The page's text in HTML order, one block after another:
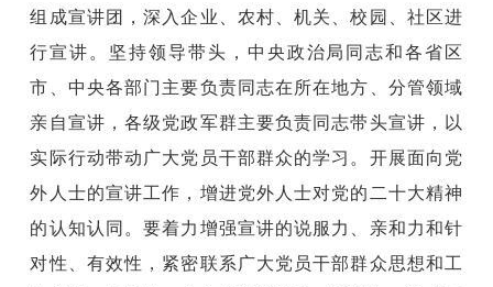
组成宣讲团，深入企业、农村、机关、校园、社区进
行宣讲。坚持领导带头，中央政治局同志和各省区
市、中央各部门主要负责同志在所在地方、分管领域
亲自宣讲，各级党政军群主要负责同志带头宣讲，以
实际行动带动广大党员干部群众的学习。开展面向党
外人士的宣讲工作，增进党外人士对党的二十大精神
的认知认同。要着力增强宣讲的说服力、亲和力和针
对性、有效性，紧密联系广大党员干部群众思想和工